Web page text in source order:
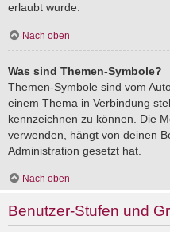
erlaubt wurde.
Nach oben
Was sind Themen-Symbole?
Themen-Symbole sind vom
einem Thema in Verbindung
kennzeichnen zu können. Die
verwenden, hängt von deinen
Administration gesetzt hat.
Nach oben
Benutzer-Stufen und